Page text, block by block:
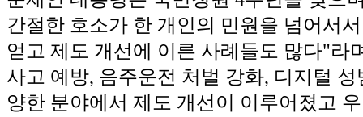
간절한 호소가 한 개인의 민원을 넘어서
얻고 제도 개선에 이른 사례들도 많다"라
사고 예방, 음주운전 처벌 강화, 디지털
양한 분야에서 제도 개선이 이루어졌고